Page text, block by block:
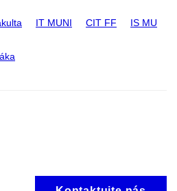
IT MUNI CIT FF IS MU